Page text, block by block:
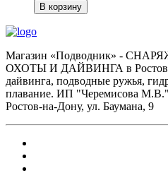
В корзину
Магазин «Подводник» -
ОХОТЫ И ДАЙВИНГА в
дайвинга, подводные ружья,
плавание. ИП "Черемисова
Ростов-на-Дону, ул. Баумана, 9